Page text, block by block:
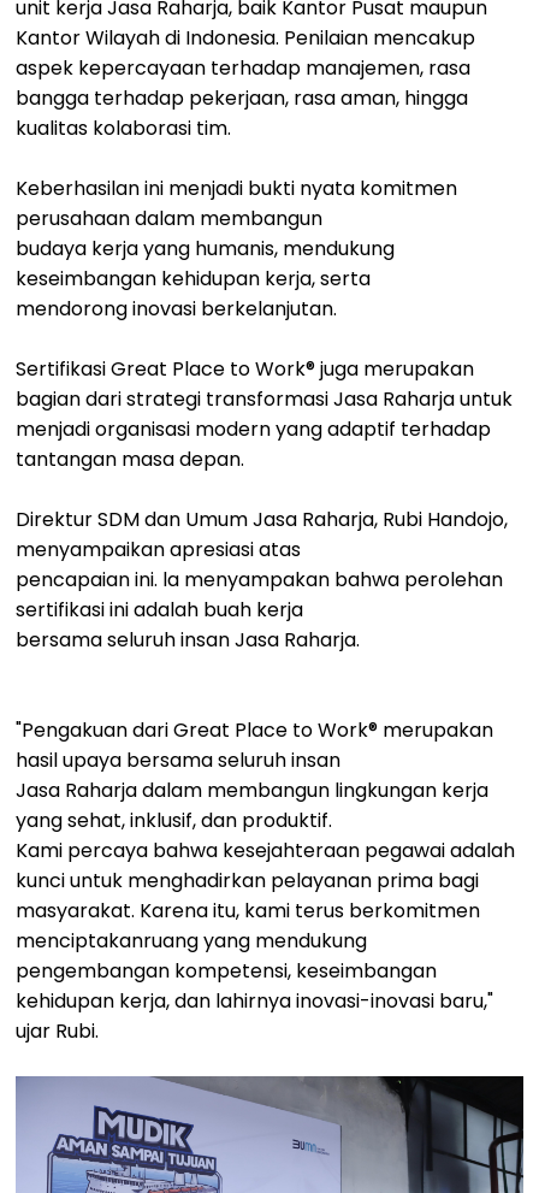
unit kerja Jasa Raharja, baik Kantor Pusat maupun
Kantor Wilayah di Indonesia. Penilaian mencakup
aspek kepercayaan terhadap manajemen, rasa
bangga terhadap pekerjaan, rasa aman, hingga
kualitas kolaborasi tim.
Keberhasilan ini menjadi bukti nyata komitmen
perusahaan dalam membangun
budaya kerja yang humanis, mendukung
keseimbangan kehidupan kerja, serta
mendorong inovasi berkelanjutan.
Sertifikasi Great Place to Work® juga merupakan
bagian dari strategi transformasi Jasa Raharja untuk
menjadi organisasi modern yang adaptif terhadap
tantangan masa depan.
Direktur SDM dan Umum Jasa Raharja, Rubi Handojo,
menyampaikan apresiasi atas
pencapaian ini. la menyampakan bahwa perolehan
sertifikasi ini adalah buah kerja
bersama seluruh insan Jasa Raharja.
"Pengakuan dari Great Place to Work® merupakan
hasil upaya bersama seluruh insan
Jasa Raharja dalam membangun lingkungan kerja
yang sehat, inklusif, dan produktif.
Kami percaya bahwa kesejahteraan pegawai adalah
kunci untuk menghadirkan pelayanan prima bagi
masyarakat. Karena itu, kami terus berkomitmen
menciptakanruang yang mendukung
pengembangan kompetensi, keseimbangan
kehidupan kerja, dan lahirnya inovasi-inovasi baru,"
ujar Rubi.